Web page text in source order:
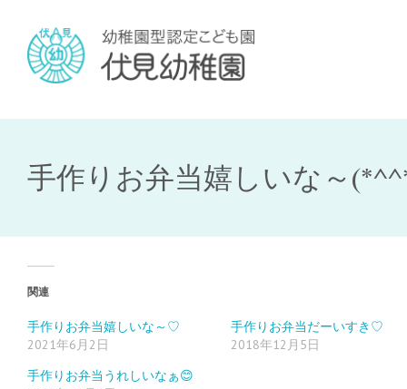
手作りお弁当嬉しいな～
関連
手作りお弁当嬉しいな～♡
2021年6月2日
手作りお弁当だーいすき♡
2018年12月5日
手作りお弁当うれしいなぁ😊